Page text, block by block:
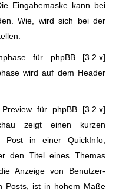
Eingabemaske kann bei
Wie, wird sich bei der
für phpBB [3.2.x]
wird auf dem Header
für phpBB [3.2.x]
zeigt einen kurzen
Post in einer QuickInfo,
den Titel eines Themas
Anzeige von Benutzer-
Posts, ist in hohem Maße